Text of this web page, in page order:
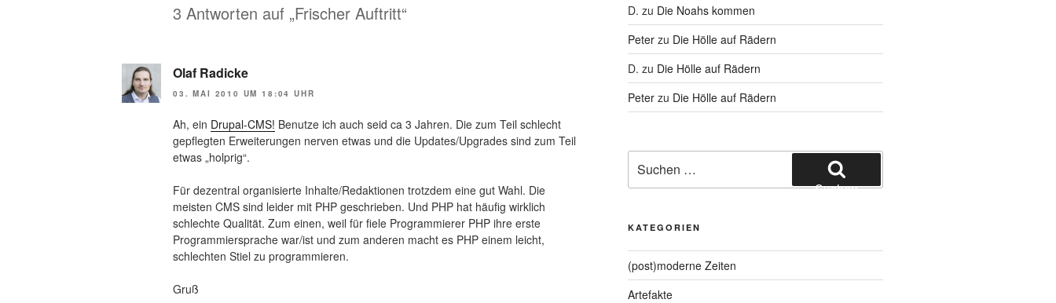
3 Antworten auf „Frischer Auftritt“
Olaf Radicke
03. MAI 2010 UM 18:04 UHR
Ah, ein Drupal-CMS! Benutze ich auch seid ca 3 Jahren. Die zum Teil schlecht
gepflegten Erweiterungen nerven etwas und die Updates/Upgrades sind zum Teil
etwas „holprig“.
Für dezentral organisierte Inhalte/Redaktionen trotzdem eine gut Wahl. Die
meisten CMS sind leider mit PHP geschrieben. Und PHP hat häufig wirklich
schlechte Qualität. Zum einen, weil für fiele Programmierer PHP ihre erste
Programmiersprache war/ist und zum anderen macht es PHP einem leicht,
schlechten Stiel zu programmieren.
Gruß
D. zu Die Noahs kommen
Peterzu Die Hölle auf Rädern
D. zu Die Hölle auf Rädern
Peterzu Die Hölle auf Rädern
nach:
Suchen
KATEGORIEN
(post)moderne Zeiten
Artefakte